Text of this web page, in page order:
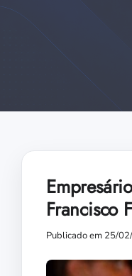
Francisco
Publicado em 25/